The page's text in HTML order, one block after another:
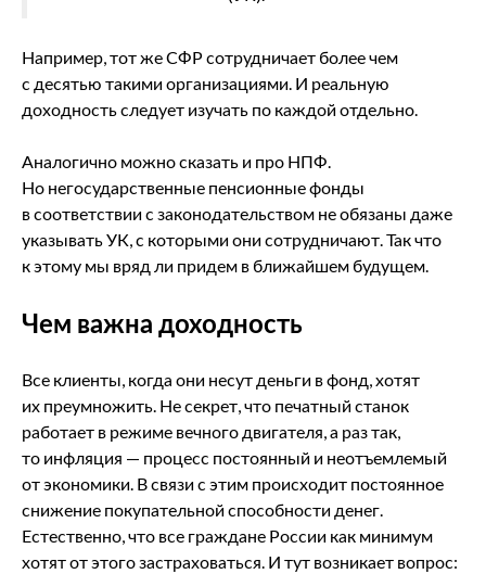
Например, тот же СФР сотрудничает более чем
с десятью такими организациями. И реальную
доходность следует изучать по каждой отдельно.
Аналогично можно сказать и про НПФ.
Но негосударственные пенсионные фонды
в соответствии с законодательством не обязаны даже
указывать УК, с которыми они сотрудничают. Так что
к этому мы вряд ли придем в ближайшем будущем.
Чем важна доходность
Все клиенты, когда они несут деньги в фонд, хотят
их преумножить. Не секрет, что печатный станок
работает в режиме вечного двигателя, а раз так,
то инфляция — процесс постоянный и неотъемлемый
от экономики. В связи с этим происходит постоянное
снижение покупательной способности денег.
Естественно, что все граждане России как минимум
хотят от этого застраховаться. И тут возникает вопрос: